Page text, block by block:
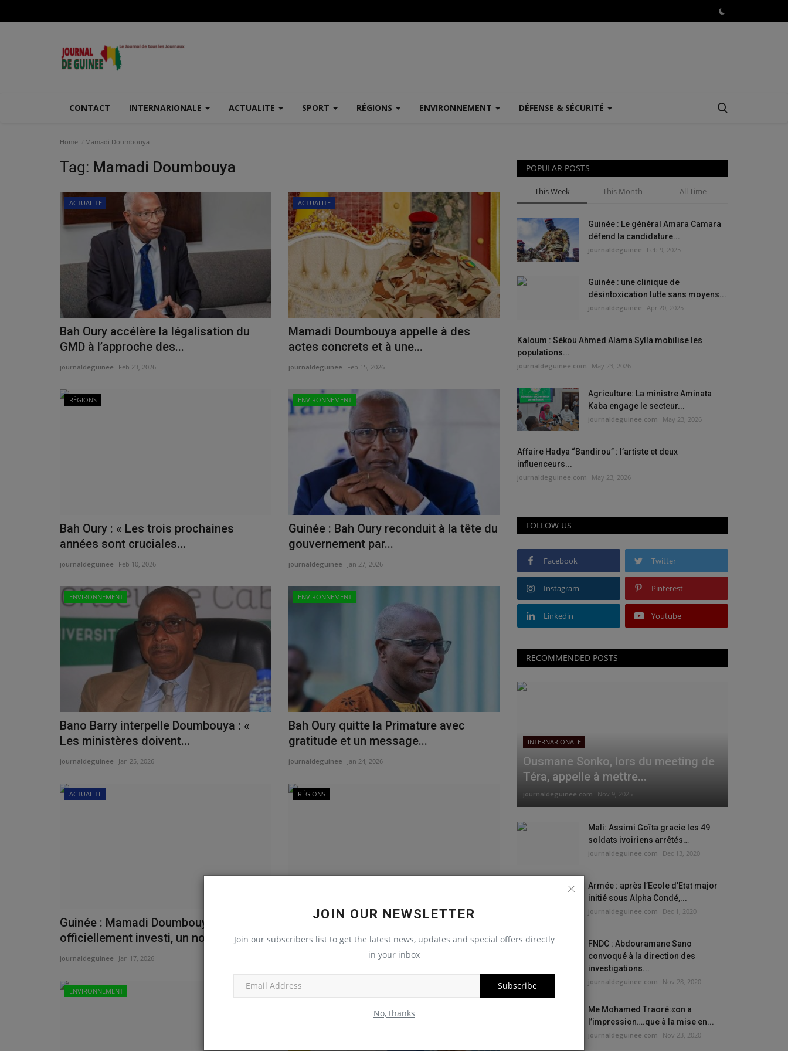
CONTACT INTERNARIONALE ACTUALITE SPORT RÉGIONS ENVIRONNEMENT DÉFENSE & SÉCURITÉ
JOIN OUR NEWSLETTER
Join our subscribers list to get the latest news, updates and special offers directly
in your inbox
Subscribe
No, thanks
Home Mamadi Doumbouya
Tag: Mamadi Doumbouya
ACTUALITE
Bah Oury accélère la légalisation du
GMD à l’approche des...
journaldeguinee Feb 23, 2026
ACTUALITE
Mamadi Doumbouya appelle à des
actes concrets et à une...
journaldeguinee Feb 15, 2026
RÉGIONS
Bah Oury : « Les trois prochaines
années sont cruciales...
journaldeguinee Feb 10, 2026
ENVIRONNEMENT
Guinée : Bah Oury reconduit à la tête du
gouvernement par...
journaldeguinee Jan 27, 2026
ENVIRONNEMENT
Bano Barry interpelle Doumbouya : «
Les ministères doivent...
journaldeguinee Jan 25, 2026
ENVIRONNEMENT
Bah Oury quitte la Primature avec
gratitude et un message...
journaldeguinee Jan 24, 2026
ACTUALITE
Guinée : Mamadi Doumbouya
officiellement investi, un nouveau...
journaldeguinee Jan 17, 2026
RÉGIONS
Présidentielle 2025 : le Bloc Libéral
reconnaît la victoire...
Jan 12, 2026
ENVIRONNEMENT RÉGIONS
POPULAR POSTS
This Week This Month All Time
Guinée : Le général Amara Camara
défend la candidature...
journaldeguinee Feb 9, 2025
Guinée : une clinique de
désintoxication lutte sans moyens...
journaldeguinee Apr 20, 2025
Kaloum : Sékou Ahmed Alama Sylla mobilise les
populations...
journaldeguinee.com May 23, 2026
Agriculture: La ministre Aminata
Kaba engage le secteur...
journaldeguinee.com May 23, 2026
Affaire Hadya “Bandirou” : l’artiste et deux
influenceurs...
journaldeguinee.com May 23, 2026
FOLLOW US
Facebook Twitter
Instagram Pinterest
Linkedin Youtube
RECOMMENDED POSTS
INTERNARIONALE
Ousmane Sonko, lors du meeting de
Téra, appelle à mettre...
journaldeguinee.com Nov 9, 2025
Mali: Assimi Goïta gracie les 49
soldats ivoiriens arrêtés…
journaldeguinee.com Dec 13, 2020
Armée : après l’Ecole d’Etat major
initié sous Alpha Condé,...
journaldeguinee.com Dec 1, 2020
FNDC : Abdouramane Sano
convoqué à la direction des
investigations...
journaldeguinee.com Nov 28, 2020
Me Mohamed Traoré:«on a
l’impression….que à la mise en...
journaldeguinee.com Nov 23, 2020